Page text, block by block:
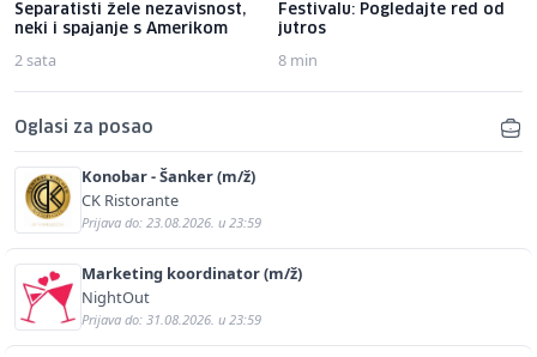
Separatisti žele nezavisnost,
neki i spajanje s Amerikom
2 sata
Festivalu: Pogledajte red od
jutros
8 min
Oglasi za posao
Konobar - Šanker (m/ž)
CK Ristorante
Prijava do: 23.08.2026. u 23:59
Marketing koordinator (m/ž)
NightOut
Prijava do: 31.08.2026. u 23:59